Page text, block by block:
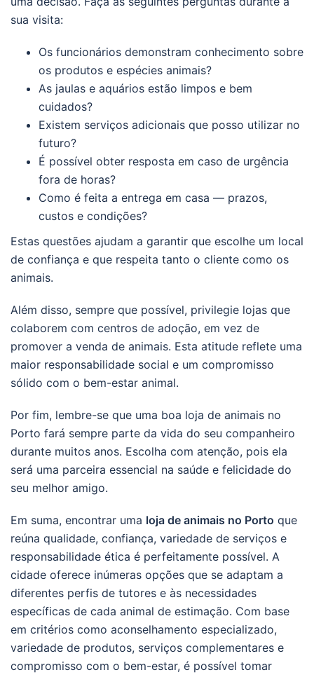
sua visita:
Os funcionários demonstram conhecimento sobre
os produtos e espécies animais?
As jaulas e aquários estão limpos e bem
cuidados?
Existem serviços adicionais que posso utilizar no
futuro?
É possível obter resposta em caso de urgência
fora de horas?
Como é feita a entrega em casa — prazos,
custos e condições?
Estas questões ajudam a garantir que escolhe um local
de confiança e que respeita tanto o cliente como os
animais.
Além disso, sempre que possível, privilegie lojas que
colaborem com centros de adoção, em vez de
promover a venda de animais. Esta atitude reflete uma
maior responsabilidade social e um compromisso
sólido com o bem-estar animal.
Por fim, lembre-se que uma boa loja de animais no
Porto fará sempre parte da vida do seu companheiro
durante muitos anos. Escolha com atenção, pois ela
será uma parceira essencial na saúde e felicidade do
seu melhor amigo.
Em suma, encontrar uma loja de animais no Porto que
reúna qualidade, confiança, variedade de serviços e
responsabilidade ética é perfeitamente possível. A
cidade oferece inúmeras opções que se adaptam a
diferentes perfis de tutores e às necessidades
específicas de cada animal de estimação. Com base
em critérios como aconselhamento especializado,
variedade de produtos, serviços complementares e
compromisso com o bem-estar, é possível tomar